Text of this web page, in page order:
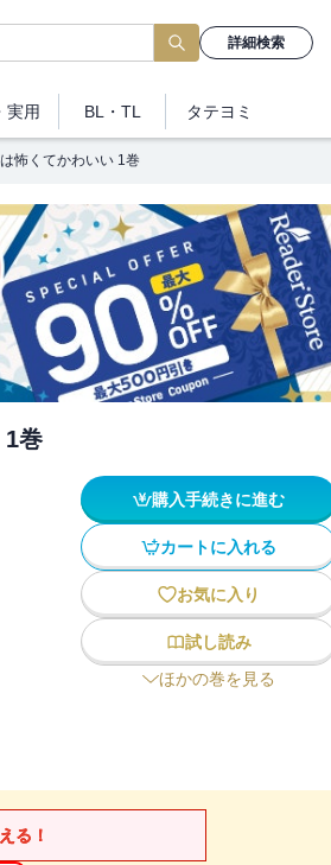
詳細検索
実用 BL・TL タテヨミ
怖くてかわいい 1巻
1巻
購入手続きに進む
カートに入れる
お気に入り
試し読み
ほかの巻を見る
る！